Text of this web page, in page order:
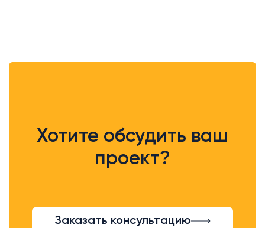
Хотите обсудить ваш
проект?
Заказать консультацию